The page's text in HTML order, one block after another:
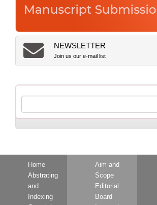
NEWSLETTER
Join us our e-mail list
Home
Abstrating
and
Indexing
Aim and
Scope
Editorial
Board